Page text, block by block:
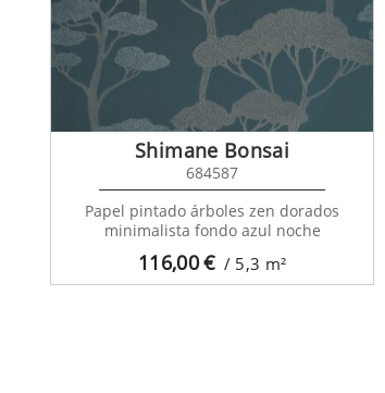
116,00€ / 5,3 m²
Shimane Bonsai
684587
Papel pintado árboles zen dorados
minimalista fondo azul noche